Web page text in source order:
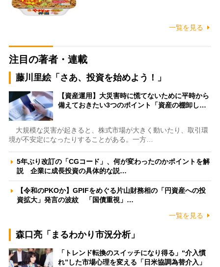
一覧を見る
注目の著者・連載
藤川里絵「さあ、投資を始めよう！」
【資産運用】大災害時に慌てないために平時から
備えておきたい3つのポイント「資産の棚卸し…
大規模な災害が起きると、株式市場が大きく動いたり、取引環
境が不安定になったりすることがある。一方…
5年ぶり改訂の「CGコード」、何が変わったのかポイントを解
説 企業に成長投資の具体的な説…
【令和のPKOか】GPIFをめぐる片山財務相の「円資産への投
資拡大」発言の波紋 「国債重視」…
一覧を見る
森口亮「まるわかり市況分析」
「トレンド転換のスイッチになり得る」“介入慣
れ”した市場心理を変える「日米協調為替介入」